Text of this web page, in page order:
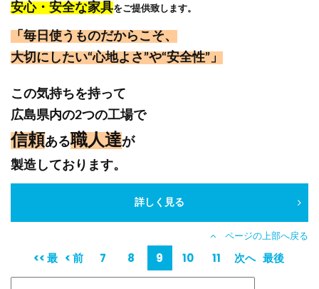
安心・安全な家具をご提供致します。
「毎日使うものだからこそ、
大切にしたい“心地よさ”や“安全性”」
この気持ちを持って
広島県内の2つの工場で
信頼ある職人達が
製造しております。
詳しく見る
ページの上部へ戻る
<< 最 < 前
7 8 9 10 11
次へ 最後